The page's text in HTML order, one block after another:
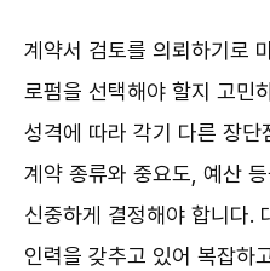
계약서 검토를 의뢰하기로
로펌을 선택해야 할지 고민
성격에 따라 각기 다른 장단
계약 종류와 중요도, 예산
신중하게 결정해야 합니다.
인력을 갖추고 있어 복잡하